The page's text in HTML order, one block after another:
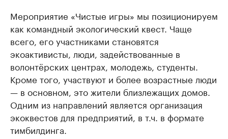
Мероприятие «Чистые игры» мы позиционируем
как командный экологический квест. Чаще
всего, его участниками становятся
экоактивисты, люди, задействованные в
волонтёрских центрах, молодежь, студенты.
Кроме того, участвуют и более возрастные люди
— в основном, это жители близлежащих домов.
Одним из направлений является организация
экоквестов для предприятий, в т.ч. в формате
тимбилдинга.